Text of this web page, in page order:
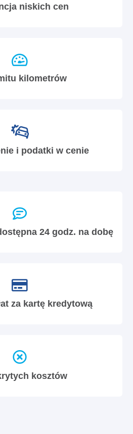
niskich cen
kilometrów
i podatki w cenie
24 godz. na dobę
za kartę kredytową
kosztów